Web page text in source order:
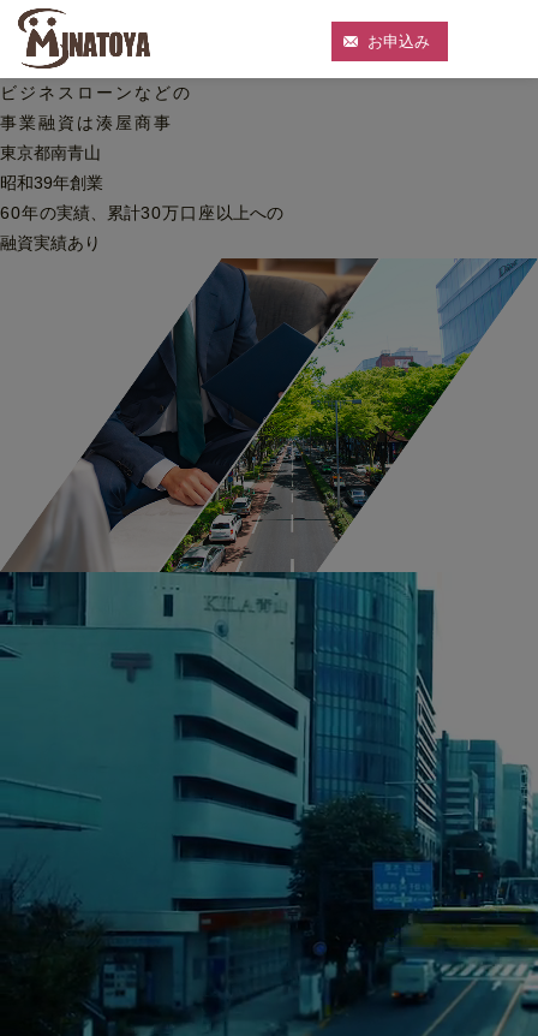
お申込み
ビジネスローンなどの
事業融資は湊屋商事
東京都南青山
昭和39年創業
60年の実績、累計30万口座 以上への
融資実績あり